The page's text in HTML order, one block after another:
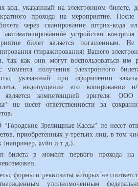
код, указанный на электронном билете,
прохода на мероприятие. После
через сканирование штрих-кода
устройство
билет является погашенным. Не
(тиражирования) Вашего
так как они могут воспользоваться им
получения электронного
указанный при оформлении
недопущение его копирования
является компетенцией зрителя. ООО
не несет ответственности за
Зрелищные Кассы" не несет
приобретенных у третьих лиц, в том
(например, avito и т.д.).
билета в момент первого прохода на
формы и реквизиты которых не
уполномоченным